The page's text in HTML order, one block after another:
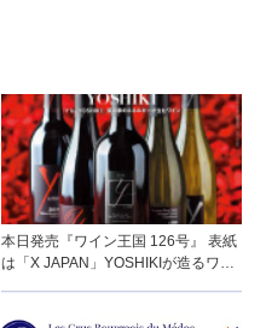
本日発売『ワイン王国 126号』 表紙
は「X JAPAN」YOSHIKIが造るワイ